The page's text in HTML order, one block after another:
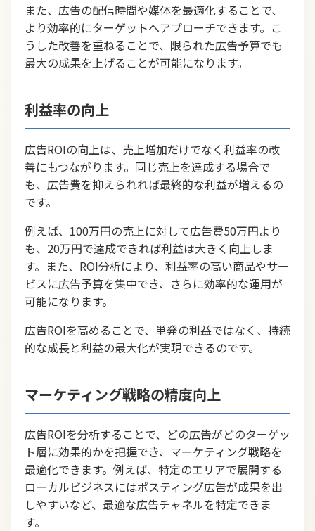
また、広告の配信時間や媒体を最適化することで、
より効率的にターゲットへアプローチできます。こ
うした改善を重ねることで、限られた広告予算でも
最大の成果を上げることが可能になります。
利益率の向上
広告ROIの向上は、売上増加だけでなく利益率の改
善にもつながります。同じ売上を達成する場合で
も、広告費を抑えられれば最終的な利益が増えるの
です。
例えば、100万円の売上に対して広告費50万円より
も、20万円で達成できれば利益は大きく向上しま
す。また、ROI分析により、利益率の高い商品やサー
ビスに広告予算を集中でき、さらに効率的な運用が
可能になります。
広告ROIを高めることで、単発の利益ではなく、持続
的な成長と利益の最大化が実現できるのです。
マーケティング戦略の精度向上
広告ROIを分析することで、どの広告がどのターゲッ
ト層に効果的かを把握でき、マーケティング戦略を
最適化できます。例えば、特定のエリアで展開する
ローカルビジネスにはポスティング広告が成果を出
しやすいなど、最適な広告チャネルを特定できま
す。